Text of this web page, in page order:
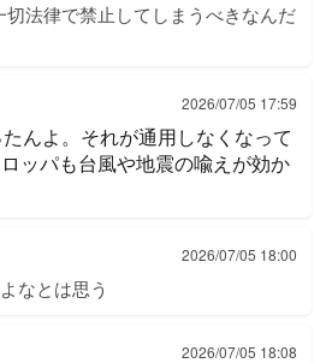
法律で禁止してしまうべきなんだ
2026/07/05 17:59
んよ。それが通用しなくなって
ッパも台風や地震の喩えが効か
2026/07/05 18:00
なとは思う
2026/07/05 18:08